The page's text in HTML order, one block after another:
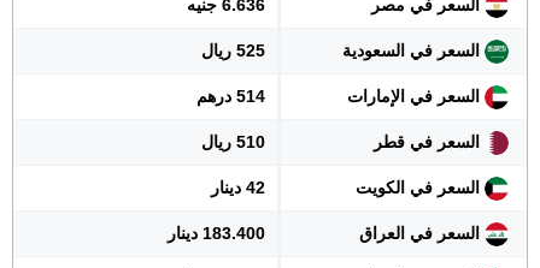
السعر في مصر 6.636 جنيه
السعر في السعودية 525 ريال
السعر في الإمارات 514 درهم
السعر في قطر 510 ريال
السعر في الكويت 42 دينار
السعر في العراق 183.400 دينار